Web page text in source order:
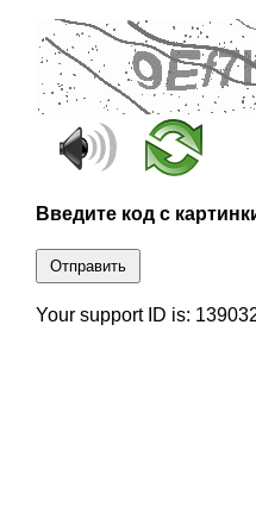
Введите код с
Отправить
Your support ID is: